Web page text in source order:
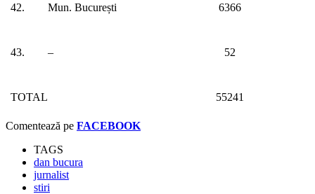
42. Mun. București 6366
43. – 52
TOTAL 55241
Comentează pe FACEBOOK
TAGS
dan bucura
jurnalist
stiri